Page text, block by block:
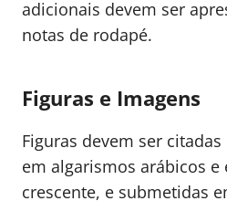
adicionais devem ser
notas de rodapé.
Figuras e Imagens
Figuras devem ser
em algarismos arábicos e
crescente, e submetidas